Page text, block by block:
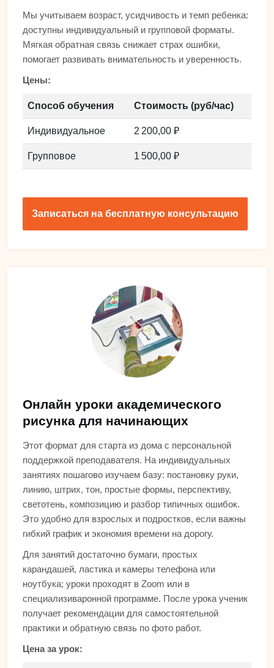
Мы учитываем возраст, усидчивость и темп ребенка:
доступны индивидуальный и групповой форматы.
Мягкая обратная связь снижает страх ошибки,
помогает развивать внимательность и уверенность.
Цены:
Способ обучения Стоимость (руб/час)
Индивидуальное 2 200,00 ₽
Групповое 1 500,00 ₽
Записаться на бесплатную консультацию
Онлайн уроки академического
рисунка для начинающих
Этот формат для старта из дома с персональной
поддержкой преподавателя. На индивидуальных
занятиях пошагово изучаем базу: постановку руки,
линию, штрих, тон, простые формы, перспективу,
светотень, композицию и разбор типичных ошибок.
Это удобно для взрослых и подростков, если важны
гибкий график и экономия времени на дорогу.
Для занятий достаточно бумаги, простых
карандашей, ластика и камеры телефона или
ноутбука; уроки проходят в Zoom или в
специализиваронной программе. После урока ученик
получает рекомендации для самостоятельной
практики и обратную связь по фото работ.
Цена за урок: